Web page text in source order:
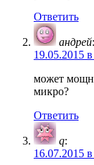
Ответить
андрей:
19.05.2015 в
может
микро?
Ответить
q:
16.07.2015